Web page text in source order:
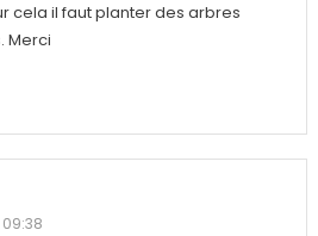
cela il faut planter des arbres
Merci